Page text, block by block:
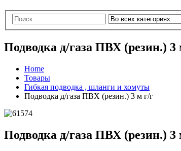
Подводка д/газа ПВХ (резин.) 3
Home
Товары
Гибкая подводка , шланги и хомуты
Подводка д/газа ПВХ (резин.) 3 м г/г
Подводка д/газа ПВХ (резин.) 3